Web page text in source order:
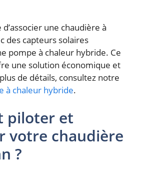
une chaudière à
des capteurs solaires
pompe à chaleur hybride. Ce
une solution économique et
de détails, consultez notre
à chaleur hybride.
piloter et
votre chaudière
?